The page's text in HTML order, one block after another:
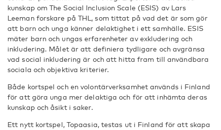
kunskap om The Social Inclusion Scale (ESIS) av Lars
Leeman forskare på THL, som tittat på vad det är som gör
att barn och unga känner delaktighet i ett samhälle. ESIS
mäter barn och ungas erfarenheter av exkludering och
inkludering. Målet är att definiera tydligare och avgränsa
vad social inkludering är och att hitta fram till användbara
sociala och objektiva kriterier.
Både kortspel och en volontärverksamhet används i Finland
för att göra unga mer delaktiga och för att inhämta deras
kunskap och åsikt i saker.
Ett nytt kortspel, Topaasia, testas ut i Finland för att skapa